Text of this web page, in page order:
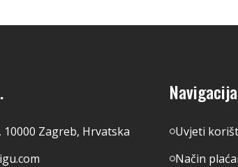
10000 Zagreb, Hrvatska
Navigacija
Uvjeti
Način